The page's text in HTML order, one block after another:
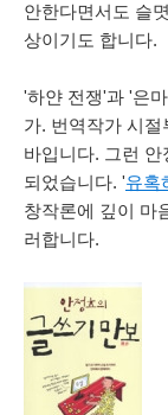
안한다면서도 슬
상이기도 합니다.
'하얀 전쟁'과 '은
가. 번역작가 시
바입니다. 그런
되었습니다. '유혹
창작론에 깊이 마
러합니다.